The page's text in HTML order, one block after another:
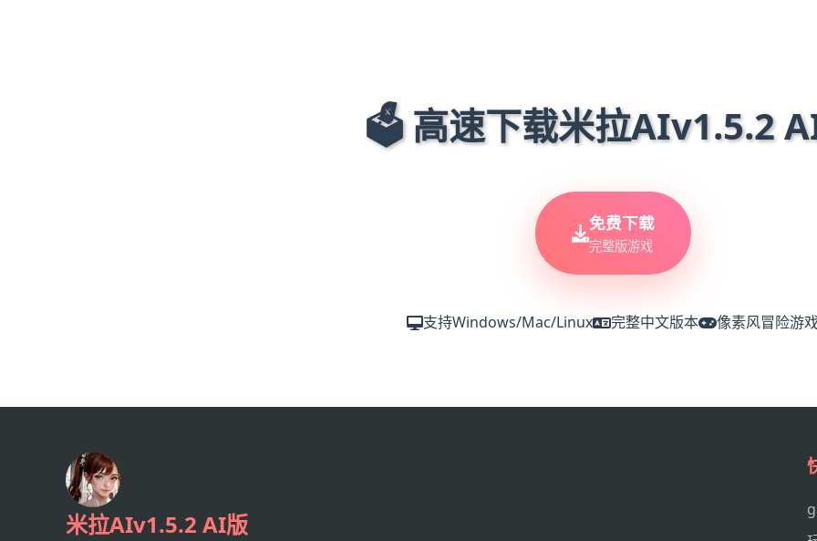
🗳️ 高速下载米拉AIv1.5.2
免费下载
完整版游戏
支持Windows/Mac/Linux 完整中文版本 像素风冒险游
米拉AIv1.5.2 AI版